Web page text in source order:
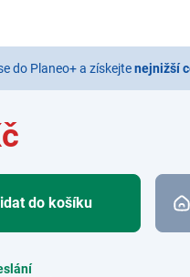
do Planeo+ a získejtenejnižší
do košíku